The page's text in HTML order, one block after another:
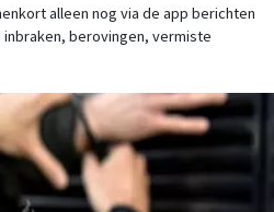
alleen nog via de app berichten
berovingen, vermiste